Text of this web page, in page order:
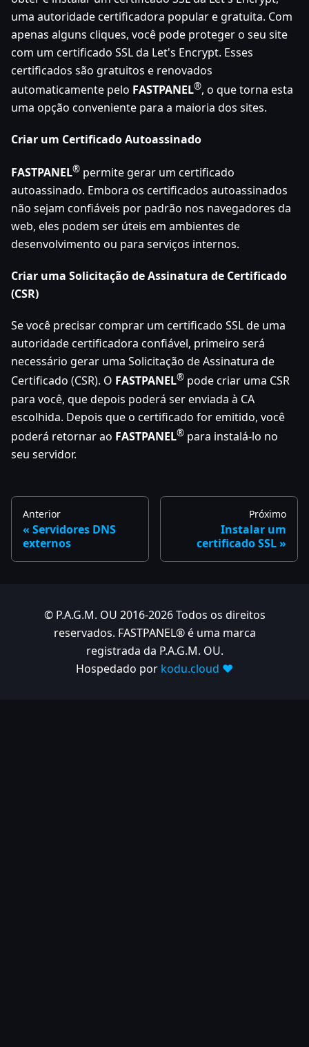
uma autoridade certificadora popular e gratuita. Com
apenas alguns cliques, você pode proteger o seu site
com um certificado SSL da Let's Encrypt. Esses
certificados são gratuitos e renovados
automaticamente pelo FASTPANEL®, o que torna esta
uma opção conveniente para a maioria dos sites.
Criar um Certificado Autoassinado
FASTPANEL® permite gerar um certificado
autoassinado. Embora os certificados autoassinados
não sejam confiáveis por padrão nos navegadores da
web, eles podem ser úteis em ambientes de
desenvolvimento ou para serviços internos.
Criar uma Solicitação de Assinatura de Certificado
(CSR)
Se você precisar comprar um certificado SSL de uma
autoridade certificadora confiável, primeiro será
necessário gerar uma Solicitação de Assinatura de
Certificado (CSR). O FASTPANEL® pode criar uma CSR
para você, que depois poderá ser enviada à CA
escolhida. Depois que o certificado for emitido, você
poderá retornar ao FASTPANEL® para instalá-lo no
seu servidor.
Anterior
Servidores DNS
externos
Próximo
Instalar um
certificado SSL
© P.A.G.M. OU 2016-2026 Todos os direitos
reservados. FASTPANEL® é uma marca
registrada da P.A.G.M. OU.
Hospedado por kodu.cloud ❤️